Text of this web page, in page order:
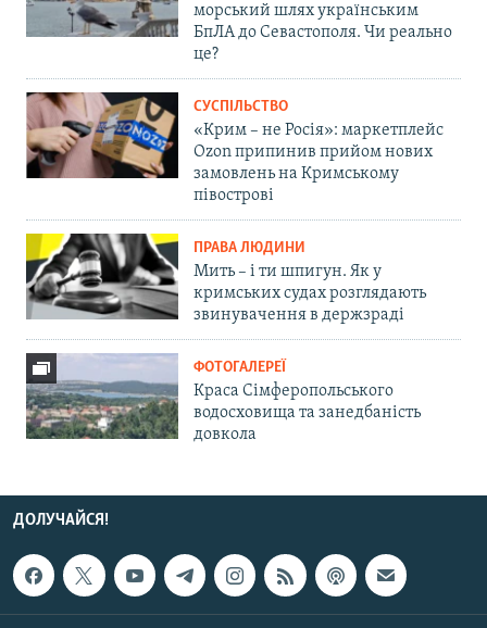
морський шлях українським
БпЛА до Севастополя. Чи реально
це?
СУСПІЛЬСТВО
«Крим – не Росія»: маркетплейс
Ozon припинив прийом нових
замовлень на Кримському
півострові
ПРАВА ЛЮДИНИ
Мить – і ти шпигун. Як у
кримських судах розглядають
звинувачення в держзраді
ФОТОГАЛЕРЕЇ
Краса Сімферопольського
водосховища та занедбаність
довкола
ДОЛУЧАЙСЯ!